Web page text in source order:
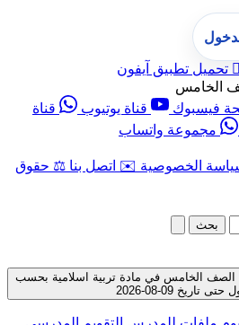
 تحميل تطبيق آيفون
الخامس
فيسبوك قناة يوتيوب
قناة
مجموعة واتساب
الخصوصية ✉️ اتصل بنا ⚖️ حقوق
بحث
الصف الخامس في مادة تربية اسلامية بحسب
تاريخ 09-08-2026